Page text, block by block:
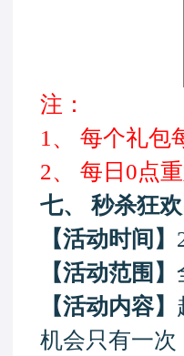
注：
1、 每个礼包
2、 每日 0点
七、 秒杀狂欢
【活动时间】
【活动范围】
【活动内容】
机会只有一